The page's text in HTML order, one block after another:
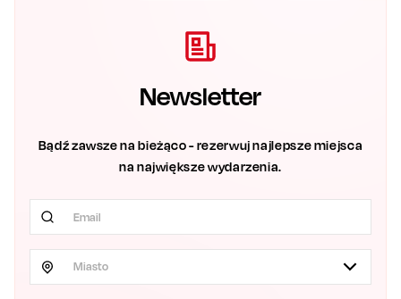
Newsletter
Bądź zawsze na bieżąco - rezerwuj najlepsze miejsca
na największe wydarzenia.
Miasto